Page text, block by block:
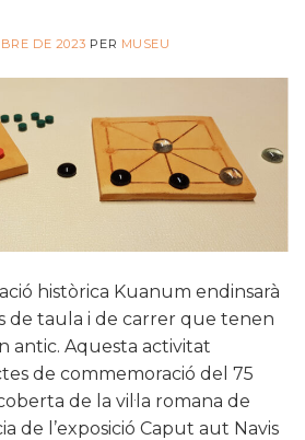
DE 2023 PER MUSEU
històrica Kuanum endinsarà
de taula i de carrer que tenen
antic. Aquesta activitat
de commemoració del 75
de la vil·la romana de
de l’exposició Caput aut Navis